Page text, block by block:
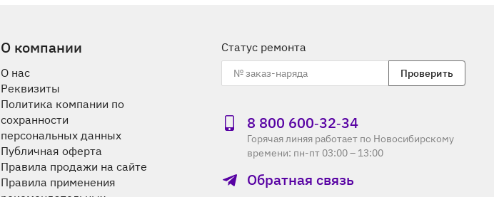
О компании
О нас
Реквизиты
Политика компании по
сохранности
персональных данных
Публичная оферта
Правила продажи на сайте
Правила применения
Статус ремонта
Проверить
8 800 600‑32‑34
Горячая линяя работает по Новосибирскому
времени: пн-пт 03:00 – 13:00
Обратная связь